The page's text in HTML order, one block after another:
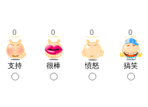
0 0 0 0
支持 很棒 愤怒 搞笑